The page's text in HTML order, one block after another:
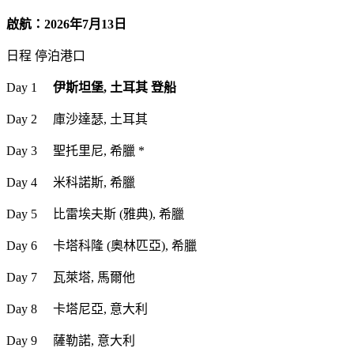
啟航：2026年7月13日
日程 停泊港口
Day 1 伊斯坦堡, 土耳其 登船
Day 2 庫沙達瑟, 土耳其
Day 3 聖托里尼, 希臘 *
Day 4 米科諾斯, 希臘
Day 5 比雷埃夫斯 (雅典), 希臘
Day 6 卡塔科隆 (奧林匹亞), 希臘
Day 7 瓦萊塔, 馬爾他
Day 8 卡塔尼亞, 意大利
Day 9 薩勒諾, 意大利